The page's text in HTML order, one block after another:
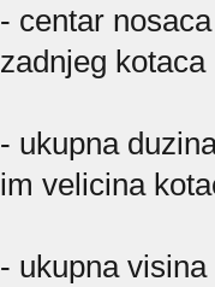
- centar
zadnjeg
- ukupna
im velicina
- ukupna